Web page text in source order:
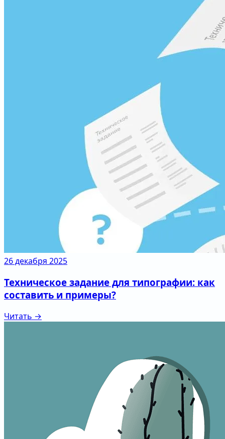
26 декабря 2025
Техническое задание для типографии: как
составить и примеры?
Читать →